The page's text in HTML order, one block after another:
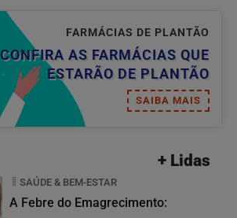
FARMÁCIAS DE PLANTÃO
CONFIRA AS FARMÁCIAS QUE
ESTARÃO DE PLANTÃO
SAIBA MAIS
+ Lidas
SAÚDE & BEM-ESTAR
A Febre do Emagrecimento: